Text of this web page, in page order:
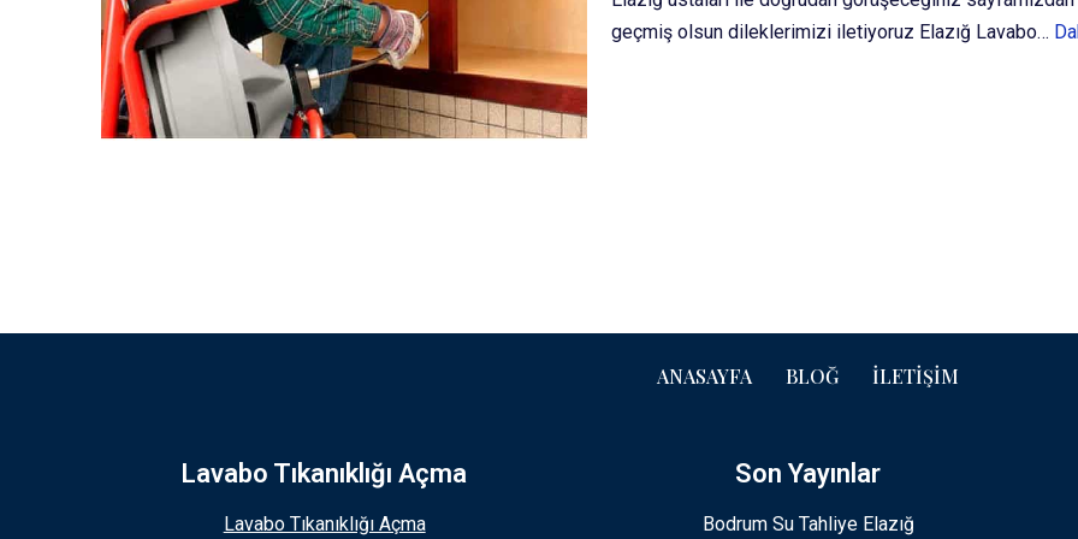
geçmiş olsun dileklerimizi iletiyoruz Elazığ Lavabo…
ANASAYFA BLOĞ İLETIŞIM
Lavabo Tıkanıklığı Açma
Lavabo Tıkanıklığı Açma
Son Yayınlar
Bodrum Su Tahliye Elazığ